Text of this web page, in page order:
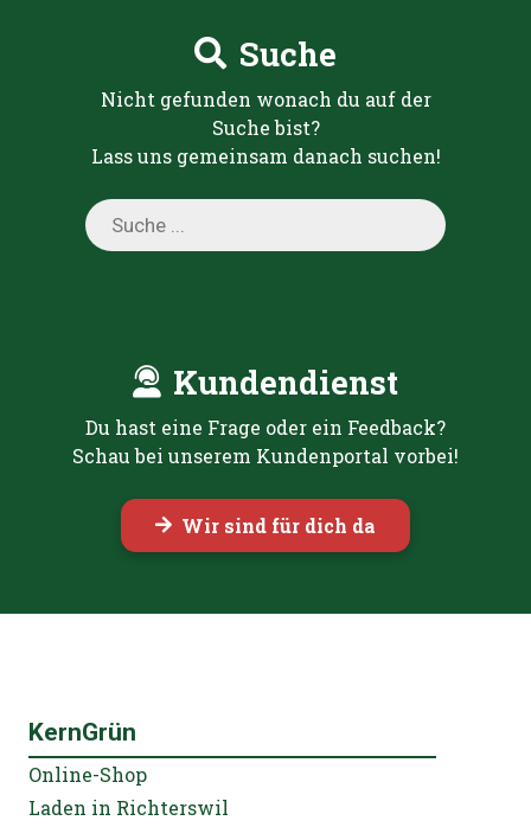
Suche
Nicht gefunden wonach du auf der
Suche bist?
Lass uns gemeinsam danach suchen!
Products
search
Kundendienst
Du hast eine Frage oder ein Feedback?
Schau bei unserem Kundenportal vorbei!
Wir sind für dich da
KernGrün
Online-Shop
Laden in Richterswil